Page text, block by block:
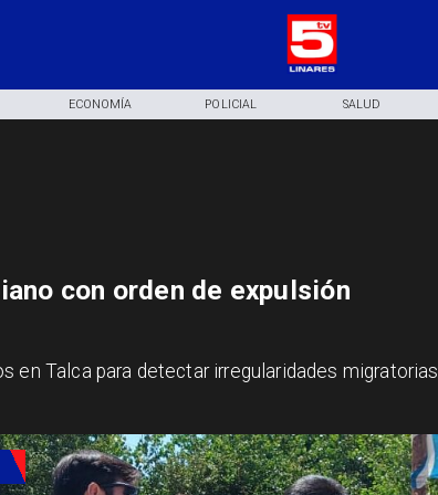
ECONOMÍA POLICIAL SALUD
con orden de expulsión
en Talca para detectar irregularidades migratorias